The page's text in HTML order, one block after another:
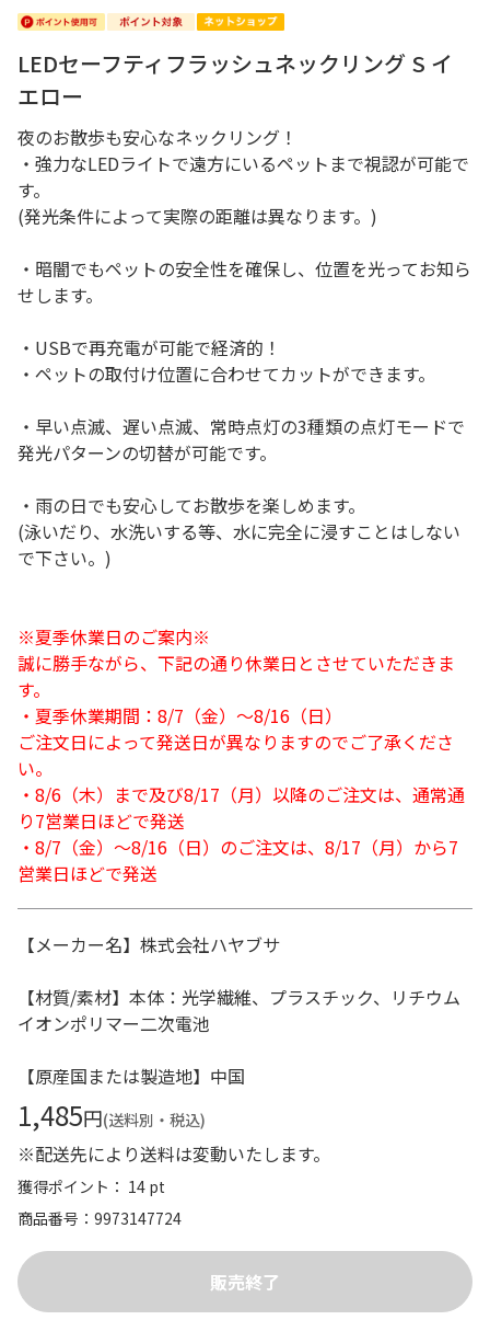
LEDセーフティフラッシュネックリング S イ
エロー
夜のお散歩も安心なネックリング！
・強力なLEDライトで遠方にいるペットまで視認が可能で
す。
(発光条件によって実際の距離は異なります。)
・暗闇でもペットの安全性を確保し、位置を光ってお知ら
せします。
・USBで再充電が可能で経済的！
・ペットの取付け位置に合わせてカットができます。
・早い点滅、遅い点滅、常時点灯の3種類の点灯モードで
発光パターンの切替が可能です。
・雨の日でも安心してお散歩を楽しめます。
(泳いだり、水洗いする等、水に完全に浸すことはしない
で下さい。)
※夏季休業日のご案内※
誠に勝手ながら、下記の通り休業日とさせていただきま
す。
・夏季休業期間：8/7（金）～8/16（日）
ご注文日によって発送日が異なりますのでご了承くださ
い。
・8/6（木）まで及び8/17（月）以降のご注文は、通常通
り7営業日ほどで発送
・8/7（金）～8/16（日）のご注文は、8/17（月）から7
営業日ほどで発送
【メーカー名】株式会社ハヤブサ
【材質/素材】本体：光学繊維、プラスチック、リチウム
イオンポリマー二次電池
【原産国または製造地】中国
1,485円(送料別・税込)
※配送先により送料は変動いたします。
獲得ポイント： 14 pt
商品番号
9973147724